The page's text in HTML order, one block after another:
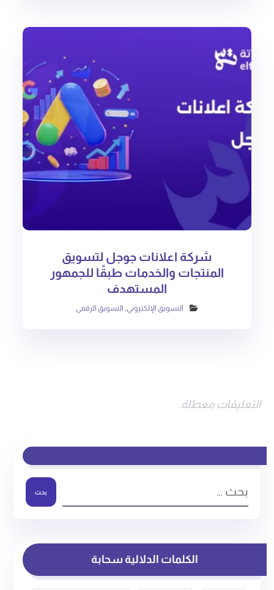
شركة اعلانات جوجل لتسويق
المنتجات والخدمات طبقًا للجمهور
المستهدف
التسويق الإلكتروني, التسويق الرقمي
التعليقات معطلة.
بحث
الكلمات الدلالية سحابة